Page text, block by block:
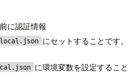
に認証情報
にセットすることです。
に環境変数を設定すること